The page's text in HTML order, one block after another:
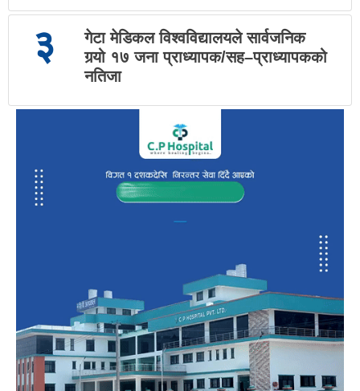
३
गेटा मेडिकल विश्वविद्यालयले सार्वजनिक
गर्‍यो १७ जना प्राध्यापक/सह–प्राध्यापकको
नतिजा